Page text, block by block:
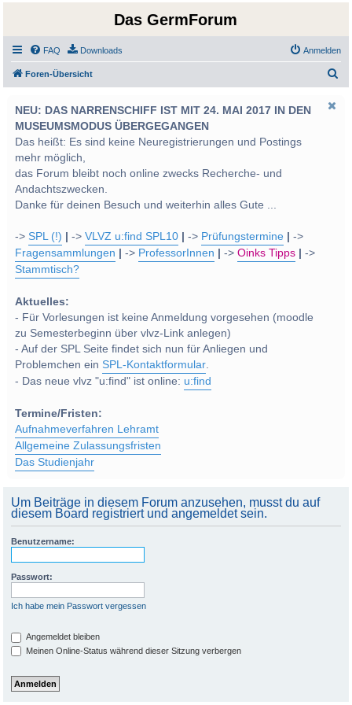
Das GermForum
FAQ Downloads Anmelden
Foren-Übersicht
NEU: DAS NARRENSCHIFF IST MIT 24. MAI 2017 IN DEN
MUSEUMSMODUS ÜBERGEGANGEN
Das heißt: Es sind keine Neuregistrierungen und Postings
mehr möglich,
das Forum bleibt noch online zwecks Recherche- und
Andachtszwecken.
Danke für deinen Besuch und weiterhin alles Gute ...
->SPL (!) ->VLVZ u:find SPL10 -> Prüfungstermine
->
Fragensammlungen
-> ProfessorInnen ->Oinks Tipps
->
Stammtisch?
Aktuelles:
- Für Vorlesungen ist keine Anmeldung vorgesehen (moodle
zu Semesterbeginn über vlvz-Link anlegen)
- Auf der SPL Seite findet sich nun für Anliegen und
Problemchen einSPL-Kontaktformular.
- Das neue vlvz "u:find" ist online: u:find
Termine/Fristen:
Aufnahmeverfahren Lehramt
Allgemeine Zulassungsfristen
Das Studienjahr
Um Beiträge in diesem Forum anzusehen, musst du auf
diesem Board registriert und angemeldet sein.
Benutzername:
Passwort:
Ich habe mein Passwort vergessen
Angemeldet bleiben
Meinen Online-Status während dieser Sitzung verbergen